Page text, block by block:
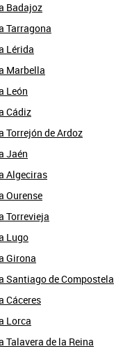
Badajoz
Tarragona
Lérida
Marbella
León
Cádiz
Torrejón de Ardoz
Jaén
Algeciras
Ourense
Torrevieja
Lugo
Girona
Santiago de Compostela
Cáceres
Lorca
Talavera de la Reina